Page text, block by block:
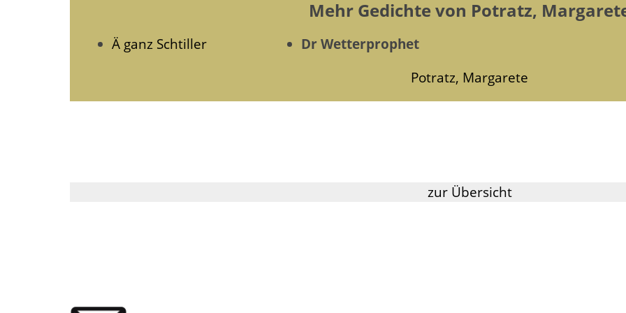
Mehr Gedichte von Potratz,
Ä ganz Schtiller
Dr Wetterprophet
Potratz, Margarete
zur Übersicht